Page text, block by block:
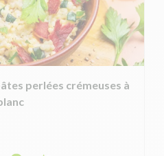
perlées crémeuses à